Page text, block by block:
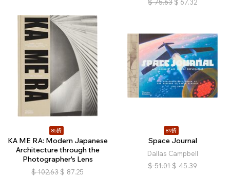
$ 75.63 $ 67.32
85折
KA ME RA: Modern Japanese
Architecture through the
Photographer's Lens
$ 102.63 $ 87.25
89折
Space Journal
Dallas Campbell
$ 51.01 $ 45.39